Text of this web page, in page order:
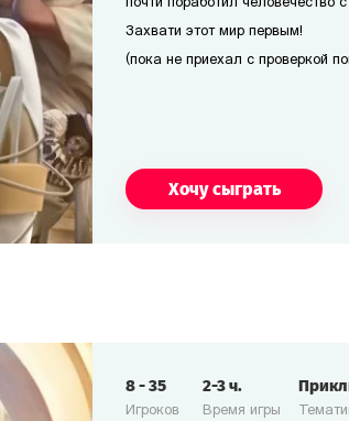
Захвати этот мир первым!
(пока не приехал с проверкой
Хочу сыграть
Игроков
8-35
Время игры
2-3ч.